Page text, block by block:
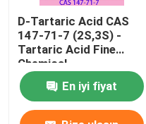
D-Tartaric Acid CAS
147-71-7 (2S,3S) -
Tartaric Acid Fine
Chemical
Intermediates Gıda
kalitesi En iyi fiyat